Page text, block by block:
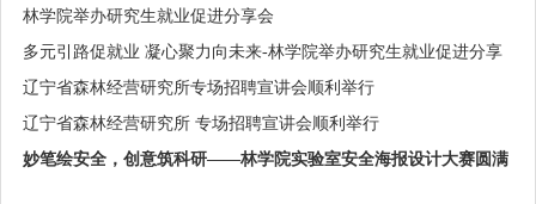
林学院举办研究生就业促进分享会
多元引路促就业 凝心聚力向未来-林学院举办研究生就业促进分享
会
辽宁省森林经营研究所专场招聘宣讲会顺利举行
辽宁省森林经营研究所 专场招聘宣讲会顺利举行
妙笔绘安全，创意筑科研——林学院实验室安全海报设计大赛圆满